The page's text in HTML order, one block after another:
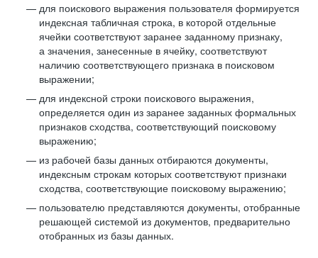
для поискового выражения пользователя формируется
индексная табличная строка, в которой отдельные
ячейки соответствуют заранее заданному признаку,
а значения, занесенные в ячейку, соответствуют
наличию соответствующего признака в поисковом
выражении;
для индексной строки поискового выражения,
определяется один из заранее заданных формальных
признаков сходства, соответствующий поисковому
выражению;
из рабочей базы данных отбираются документы,
индексным строкам которых соответствуют признаки
сходства, соответствующие поисковому выражению;
пользователю представляются документы, отобранные
решающей системой из документов, предварительно
отобранных из базы данных.